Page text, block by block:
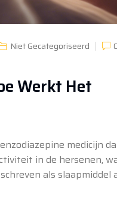
Niet Gecategoriseerd
Werkt Het
medicijn
in de hersenen,
als